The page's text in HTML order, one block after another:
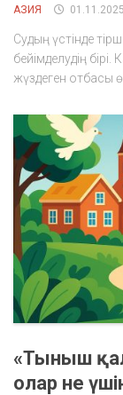
АЗИЯ 01.11.2025
Судың үстінде
бейімделудің
жүздеген отбасы
«Тыныш
олар не